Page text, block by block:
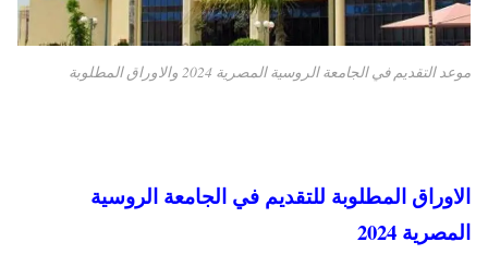
موعد التقديم في الجامعة الروسية المصرية 2024 والاوراق المطلوبة
الاوراق المطلوبة للتقديم في الجامعة الروسية
المصرية 2024